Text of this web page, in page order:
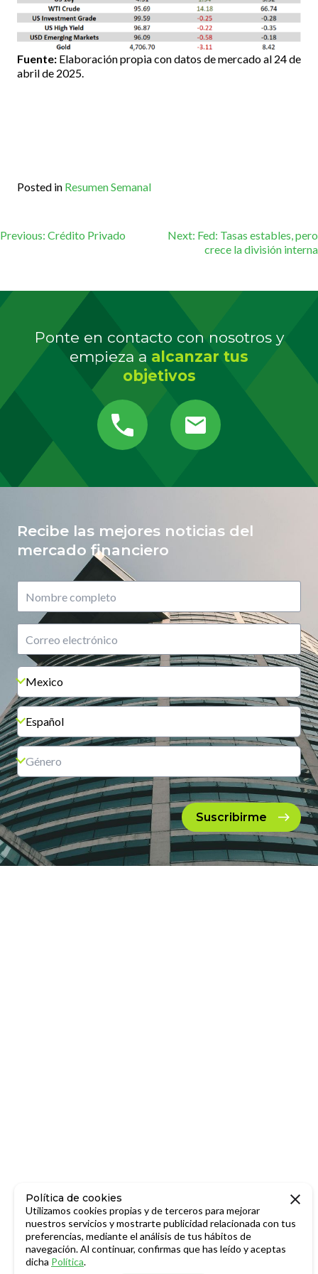
Fuente: Elaboración propia con datos de mercado al 24 de
abril de 2025.
Posted in Resumen Semanal
Navegación
entradas
Previous: Crédito Privado Next: Fed: Tasas estables, pero
crece la división interna
Ponte en contacto con nosotros y
empieza a alcanzar tus
objetivos
Recibe las mejores noticias del
mercado financiero
Suscribirme
Política de cookies
Utilizamos cookies propias y de terceros para mejorar
nuestros servicios y mostrarte publicidad relacionada con tus
preferencias, mediante el análisis de tus hábitos de
navegación. Al continuar, confirmas que has leído y aceptas
dicha Política.